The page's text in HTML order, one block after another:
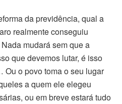
da previdência, qual a
realmente conseguiu
mudará sem que a
que devemos lutar, é isso
o povo toma o seu lugar
a quem ele elegeu
ou em breve estará tudo